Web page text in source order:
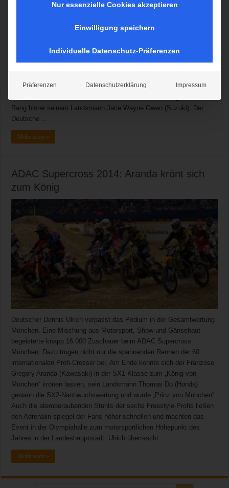
München, 22.11.2015. Gregory Aranda (Kawasaki) ist der neue und
mit dem zweiten Rang hinter US-Boy Ben Lamay (Yamaha) zufrieden
einer Siegesserie in allen Rennen setzte sich der Sturm Racing
Team-Pilot die Krone auf. Lamay hingegen stürzte am Samstag
Platz und konnte diesen Patzer bis zum Schluss nicht mehr gut
Rang hinter seinem Landsmann Jace Wayne Owen (Suzuki). Der
Deutsche …
Mehr lesen »
ADAC Supercross 2014: Aranda krönt sich
zum König
Deutscher Dennis Ulrich verpasst das Podium in der Gesamtwertung
München. Eine Mischung aus Motorsport, Show und Gänsehaut
begeisterte knapp 16 000 Zuschauer beim ADAC Supercross
München. Dazu trugen nicht nur die spannenden Rennen der 60
internationalen Profi-Crosser bei. Am Ende konnte sich der Franzose
Gregory Aranda (Kawasaki) in der SX1-Klasse zum „König von
München“ krönen lassen, sein Landsmann Thomas Do (Honda)
gewann die SX2-Nachwuchswertung und wurde „Prinz von München“.
Auch die atemberaubenden Stunts der sechs Freestyle-Profis ließen
den Adrenalin-spiegel der Fans höher schnellen und machten das
Event in der Olympiahalle zum motorsportlichen Höhepunkt des
Jahres in der Landeshauptstadt. Ulrich überrascht …
Mehr lesen »
Nur essenzielle Cookies akzeptieren
Einwilligung speichern
Individuelle Datenschutz-Präferenzen
Präferenzen Datenschutzerklärung Impressum